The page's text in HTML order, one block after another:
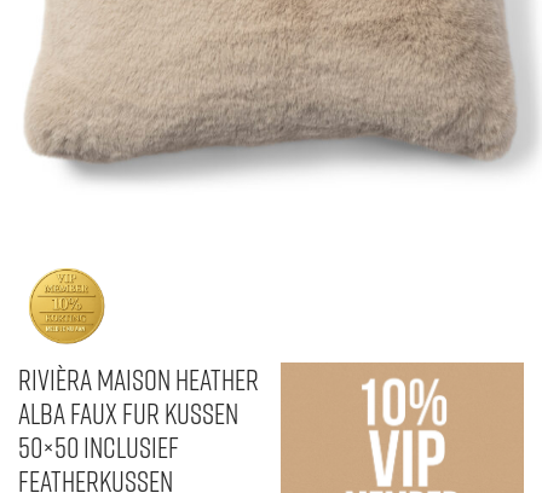
Rivièra Maison Heather
Alba Faux Fur Kussen
50×50 inclusief
Featherkussen